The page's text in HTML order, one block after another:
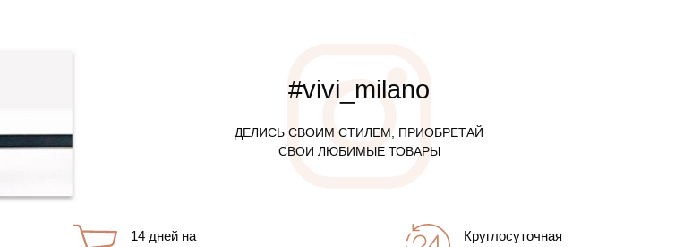
#vivi_milano
ДЕЛИСЬ СВОИМ СТИЛЕМ, ПРИОБРЕТАЙ
СВОИ ЛЮБИМЫЕ ТОВАРЫ
14 дней на
Круглосуточная